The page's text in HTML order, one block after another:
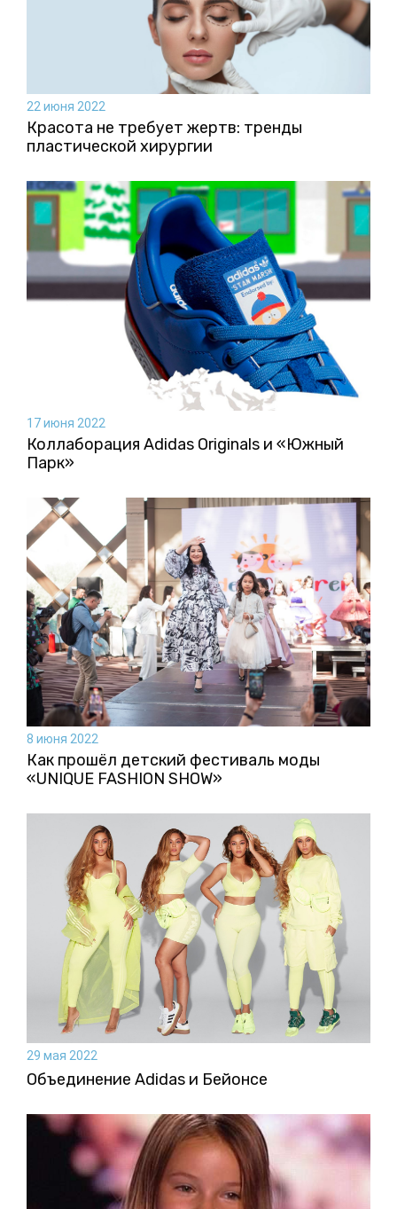
22 июня 2022
Красота не требует жертв: тренды
пластической хирургии
17 июня 2022
Коллаборация Аdidas Originals и «Южный
Парк»
8 июня 2022
Как прошёл детский фестиваль моды
«UNIQUE FASHION SHOW»
29 мая 2022
Объединение Adidas и Бейонсе